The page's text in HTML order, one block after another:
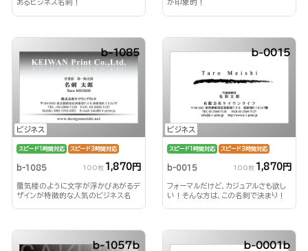
あるビジネス名刺！ が印象的！
ビジネス
b-1085
スピード1時間対応 スピード3時間対応
b-1085 100枚 1,870円
蜃気楼のように文字が浮かびあがるデ
ザインが特徴的な人気のビジネス名
ビジネス
b-0015
スピード1時間対応 スピード3時間対応
b-0015 100枚 1,870円
フォーマルだけど、カジュアルさも欲し
い！そんな方は、この名刺で決まり！
b-1057b b-0001b